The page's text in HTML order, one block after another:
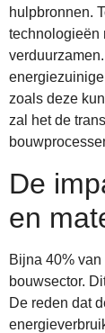
hulpbronnen.
technologieën
zoals deze
zal het de
De
en
Bijna 40%
bouwsector.
De reden dat